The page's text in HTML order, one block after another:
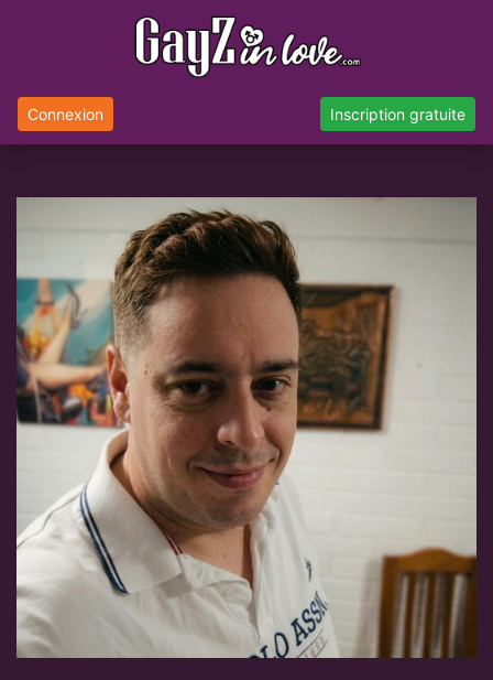
Connexion Inscription gratuite